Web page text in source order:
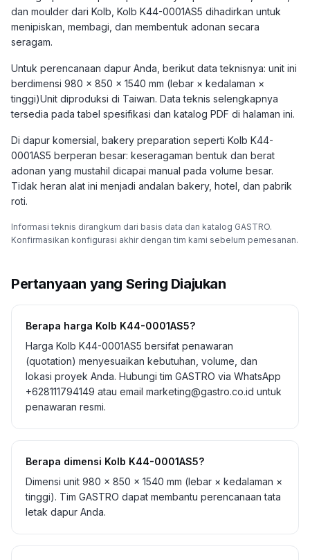
dan moulder dari Kolb, Kolb K44-0001AS5 dihadirkan untuk
menipiskan, membagi, dan membentuk adonan secara
seragam.
Untuk perencanaan dapur Anda, berikut data teknisnya: unit ini
berdimensi 980 × 850 × 1540 mm (lebar × kedalaman ×
tinggi)Unit diproduksi di Taiwan. Data teknis selengkapnya
tersedia pada tabel spesifikasi dan katalog PDF di halaman ini.
Di dapur komersial, bakery preparation seperti Kolb K44-
0001AS5 berperan besar: keseragaman bentuk dan berat
adonan yang mustahil dicapai manual pada volume besar.
Tidak heran alat ini menjadi andalan bakery, hotel, dan pabrik
roti.
Informasi teknis dirangkum dari basis data dan katalog GASTRO.
Konfirmasikan konfigurasi akhir dengan tim kami sebelum pemesanan.
Pertanyaan yang Sering Diajukan
Berapa harga Kolb K44-0001AS5?
Harga Kolb K44-0001AS5 bersifat penawaran
(quotation) menyesuaikan kebutuhan, volume, dan
lokasi proyek Anda. Hubungi tim GASTRO via WhatsApp
+628111794149 atau email marketing@gastro.co.id untuk
penawaran resmi.
Berapa dimensi Kolb K44-0001AS5?
Dimensi unit 980 × 850 × 1540 mm (lebar × kedalaman ×
tinggi). Tim GASTRO dapat membantu perencanaan tata
letak dapur Anda.